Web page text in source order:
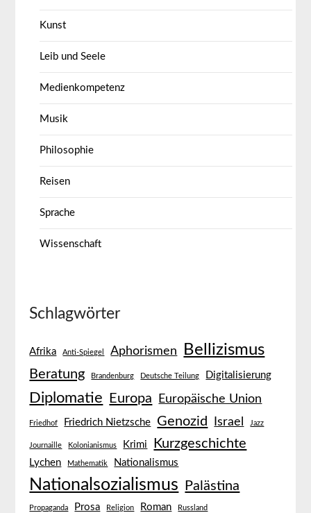
Kunst
Leib und Seele
Medienkompetenz
Musik
Philosophie
Reisen
Sprache
Wissenschaft
Schlagwörter
Afrika Anti-Spiegel Aphorismen Bellizismus
Beratung Brandenburg Deutsche Teilung Digitalisierung
Diplomatie Europa Europäische Union
Friedhof Friedrich Nietzsche Genozid Israel Jazz
Journaille Kolonianismus Krimi Kurzgeschichte
Lychen Mathematik Nationalismus
Nationalsozialismus Palästina
Propaganda Prosa Religion Roman Russland